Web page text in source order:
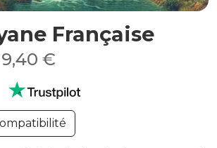
Française
€